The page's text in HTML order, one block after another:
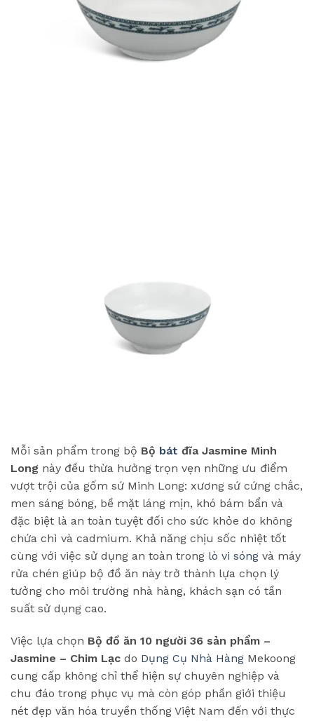
Mỗi sản phẩm trong bộ Bộ bát đĩa Jasmine Minh
Long này đều thừa hưởng trọn vẹn những ưu điểm
vượt trội của gốm sứ Minh Long: xương sứ cứng chắc,
men sáng bóng, bề mặt láng mịn, khó bám bẩn và
đặc biệt là an toàn tuyệt đối cho sức khỏe do không
chứa chì và cadmium. Khả năng chịu sốc nhiệt tốt
cùng với việc sử dụng an toàn trong lò vi sóng và máy
rửa chén giúp bộ đồ ăn này trở thành lựa chọn lý
tưởng cho môi trường nhà hàng, khách sạn có tần
suất sử dụng cao.
Việc lựa chọn Bộ đồ ăn 10 người 36 sản phẩm –
Jasmine – Chim Lạc do Dụng Cụ Nhà Hàng Mekoong
cung cấp không chỉ thể hiện sự chuyên nghiệp và
chu đáo trong phục vụ mà còn góp phần giới thiệu
nét đẹp văn hóa truyền thống Việt Nam đến với thực